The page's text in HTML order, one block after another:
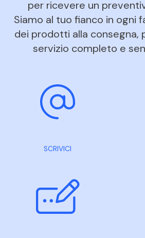
per ricevere un
Siamo al tuo fianco in ogni
dei prodotti alla consegna,
servizio completo e
SCRIVICI